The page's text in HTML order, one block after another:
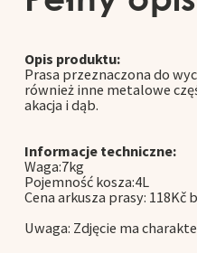
Opis produktu:
Prasa przeznaczona do
również inne metalowe
akacja i dąb.
Informacje techniczne:
Waga:7kg
Pojemność kosza:4L
Cena arkusza prasy: 118Kč
Uwaga: Zdjęcie ma